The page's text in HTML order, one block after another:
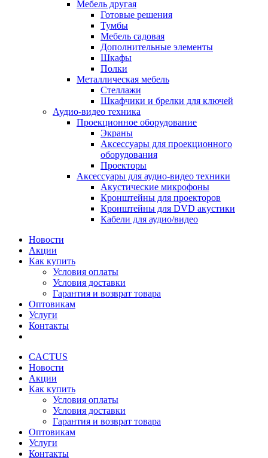
Мебель другая
Готовые решения
Тумбы
Мебель садовая
Дополнительные элементы
Шкафы
Полки
Металлическая мебель
Стеллажи
Шкафчики и брелки для ключей
Аудио-видео техника
Проекционное оборудование
Экраны
Аксессуары для проекционного
оборудования
Проекторы
Аксессуары для аудио-видео техники
Акустические микрофоны
Кронштейны для проекторов
Кронштейны для DVD акустики
Кабели для аудио/видео
Новости
Акции
Как купить
Условия оплаты
Условия доставки
Гарантия и возврат товара
Оптовикам
Услуги
Контакты
CACTUS
Новости
Акции
Как купить
Условия оплаты
Условия доставки
Гарантия и возврат товара
Оптовикам
Услуги
Контакты